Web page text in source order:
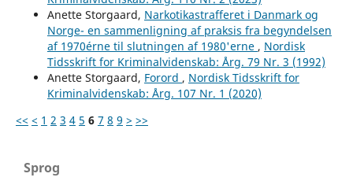
Anette Storgaard, Narkotikastrafferet i Danmark og
Norge- en sammenligning af praksis fra begyndelsen
af 1970érne til slutningen af 1980'erne , Nordisk
Tidsskrift for Kriminalvidenskab: Årg. 79 Nr. 3 (1992)
Anette Storgaard, Forord , Nordisk Tidsskrift for
Kriminalvidenskab: Årg. 107 Nr. 1 (2020)
<< < 1 2 3 4 5 6 7 8 9 > >>
Sprog